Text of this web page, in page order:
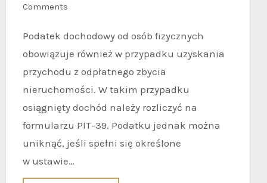
Comments
Podatek dochodowy od osób fizycznych
obowiązuje również w przypadku uzyskania
przychodu z odpłatnego zbycia
nieruchomości. W takim przypadku
osiągnięty dochód należy rozliczyć na
formularzu PIT-39. Podatku jednak można
uniknąć, jeśli spełni się określone
w ustawie…